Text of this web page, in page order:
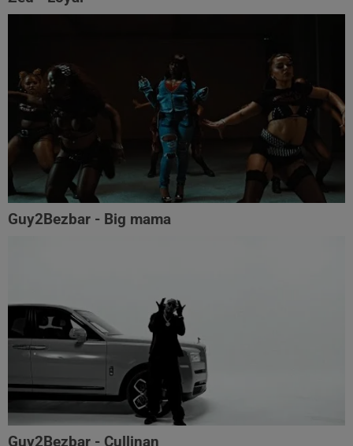
Guy2Bezbar - Big mama
Guy2Bezbar - Cullinan